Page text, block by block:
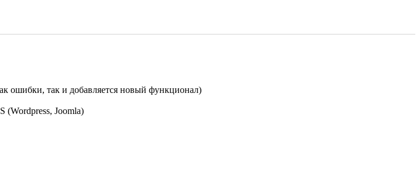
ошибки, так и добавляется новый функционал)
(Wordpress, Joomla)